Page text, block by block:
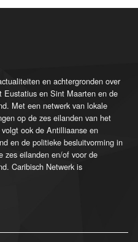
en achtergronden over
en Sint Maarten en de
Met een netwerk van lokale
op de zes eilanden van het
ook de Antilliaanse en
en de politieke besluitvorming in
zes eilanden en/of voor de
Caribisch Netwerk is